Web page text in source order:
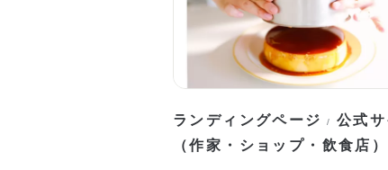
ランディングページ / 公式
（作家・ショップ・飲食店）